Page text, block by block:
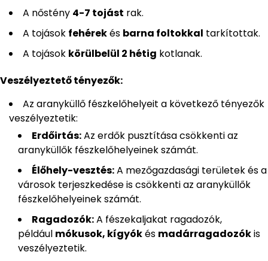
A nőstény 4-7 tojást rak.
A tojások fehérekés barna foltokkal tarkítottak.
A tojások körülbelül 2 hétig kotlanak.
Veszélyeztető tényezők:
Az aranyküllő fészkelőhelyeit a következő tényezők
veszélyeztetik:
Erdőirtás:Az erdők pusztítása csökkenti az
aranyküllők fészkelőhelyeinek számát.
Élőhely-vesztés:A mezőgazdasági területek és a
városok terjeszkedése is csökkenti az aranyküllők
fészkelőhelyeinek számát.
Ragadozók:A fészekaljakat ragadozók,
például mókusok, kígyókés madárragadozókis
veszélyeztetik.